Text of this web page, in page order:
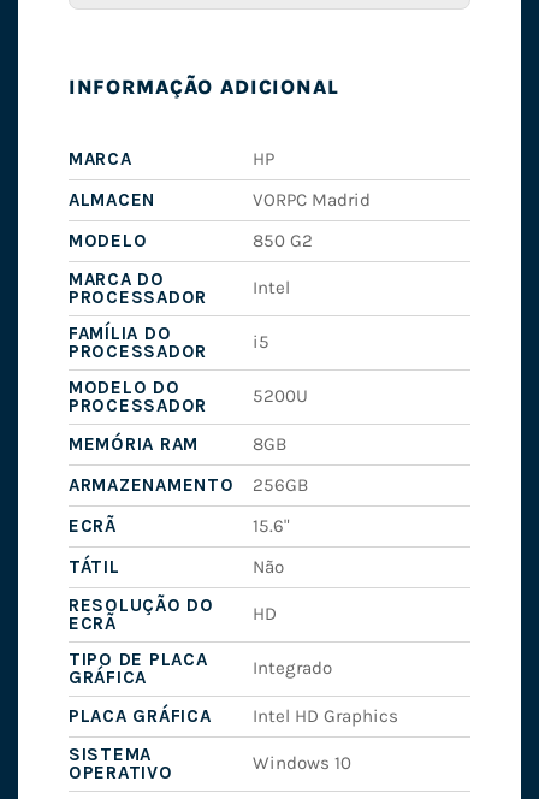
INFORMAÇÃO ADICIONAL
MARCA
HP
ALMACEN
VORPC Madrid
MODELO
850 G2
MARCA DO
PROCESSADOR
Intel
FAMÍLIA DO
PROCESSADOR
i5
MODELO DO
PROCESSADOR
5200U
MEMÓRIA RAM
8GB
ARMAZENAMENTO
256GB
ECRÃ
15.6"
TÁTIL
Não
RESOLUÇÃO DO
ECRÃ
HD
TIPO DE PLACA
GRÁFICA
Integrado
PLACA GRÁFICA
Intel HD Graphics
SISTEMA
OPERATIVO
Windows 10